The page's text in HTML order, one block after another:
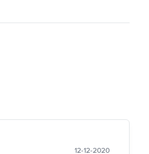
12-12-2020